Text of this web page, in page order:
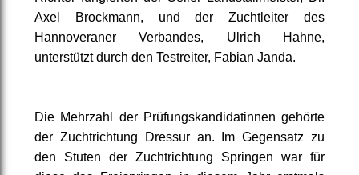
Axel Brockmann, und der Zuchtleiter des
Hannoveraner Verbandes, Ulrich Hahne,
unterstützt durch den Testreiter, Fabian Janda.
Die Mehrzahl der Prüfungskandidatinnen gehörte
der Zuchtrichtung Dressur an. Im Gegensatz zu
den Stuten der Zuchtrichtung Springen war für